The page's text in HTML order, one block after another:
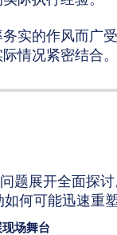
实的作风而广
情况紧密结合。
题展开全面探
何可能迅速重
场舞台